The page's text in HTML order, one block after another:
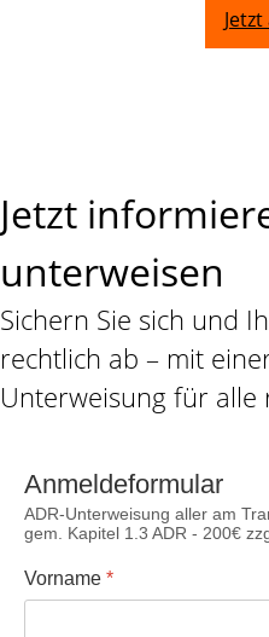
Jetzt
unterweisen
Sichern Sie sich und
rechtlich ab – mit
Unterweisung für alle
Anmeldeformular
ADR-Unterweisung aller am
gem. Kapitel 1.3 ADR - 200€
Vorname *